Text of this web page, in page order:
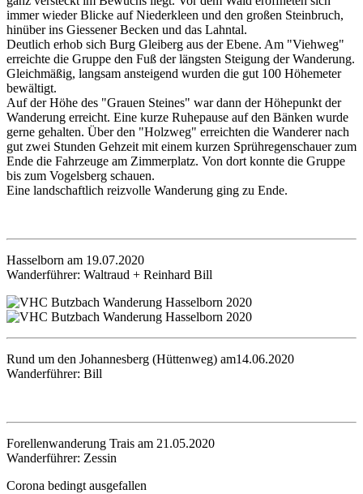
immer wieder Blicke auf Niederkleen und den großen Steinbruch,
hinüber ins Giessener Becken und das Lahntal.
Deutlich erhob sich Burg Gleiberg aus der Ebene. Am "Viehweg"
erreichte die Gruppe den Fuß der längsten Steigung der Wanderung.
Gleichmäßig, langsam ansteigend wurden die gut 100 Höhemeter
bewältigt.
Auf der Höhe des "Grauen Steines" war dann der Höhepunkt der
Wanderung erreicht. Eine kurze Ruhepause auf den Bänken wurde
gerne gehalten. Über den "Holzweg" erreichten die Wanderer nach
gut zwei Stunden Gehzeit mit einem kurzen Sprühregenschauer zum
Ende die Fahrzeuge am Zimmerplatz. Von dort konnte die Gruppe
bis zum Vogelsberg schauen.
Eine landschaftlich reizvolle Wanderung ging zu Ende.
Hasselborn am 19.07.2020
Wanderführer: Waltraud + Reinhard Bill
Rund um den Johannesberg (Hüttenweg) am14.06.2020
Wanderführer: Bill
Forellenwanderung Trais am 21.05.2020
Wanderführer: Zessin
Corona bedingt ausgefallen